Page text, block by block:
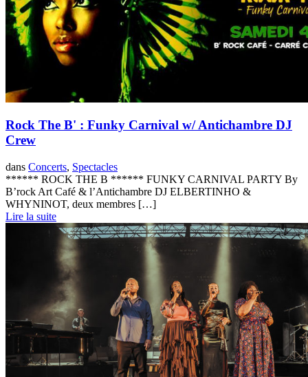
Rock The B' : Funky Carnival w/ Antichambre DJ
Crew
dans Concerts, Spectacles
****** ROCK THE B ****** FUNKY CARNIVAL PARTY By
B’rock Art Café & l’Antichambre DJ ELBERTINHO &
WHYNINOT, deux membres […]
Lire la suite